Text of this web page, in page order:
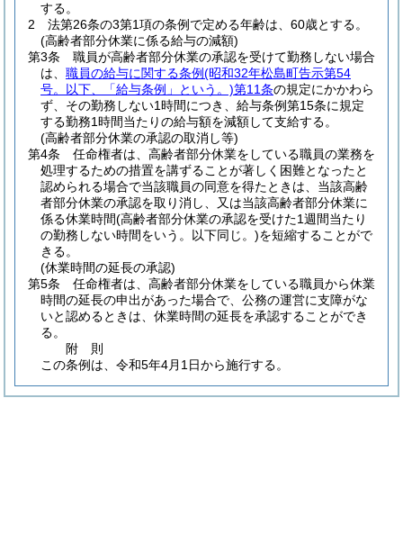
する。
2
法第26条の3第1項の条例で定める年齢は、60歳とする。
(高齢者部分休業に係る給与の減額)
第3条
職員が高齢者部分休業の承認を受けて勤務しない場合
は、 職員の給与に関する条例(昭和32年松島町告示第54
号。以下、「給与条例」という。)第11条の規定にかかわら
ず、その勤務しない1時間につき、給与条例第15条に規定
する勤務1時間当たりの給与額を減額して支給する。
(高齢者部分休業の承認の取消し等)
第4条
任命権者は、高齢者部分休業をしている職員の業務を
処理するための措置を講ずることが著しく困難となったと
認められる場合で当該職員の同意を得たときは、当該高齢
者部分休業の承認を取り消し、又は当該高齢者部分休業に
係る休業時間(高齢者部分休業の承認を受けた1週間当たり
の勤務しない時間をいう。以下同じ。)を短縮することがで
きる。
(休業時間の延長の承認)
第5条
任命権者は、高齢者部分休業をしている職員から休業
時間の延長の申出があった場合で、公務の運営に支障がな
いと認めるときは、休業時間の延長を承認することができ
る。
附 則
この条例は、令和5年4月1日から施行する。